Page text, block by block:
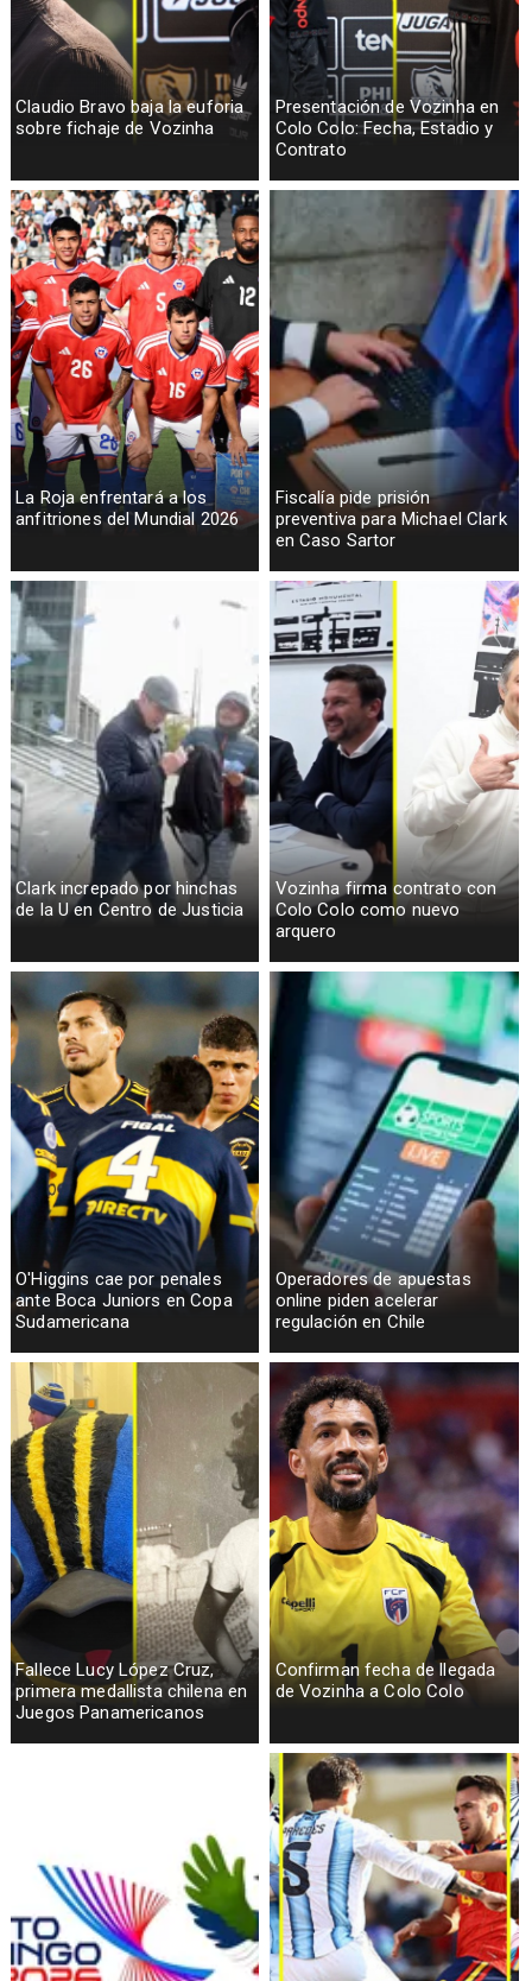
Claudio Bravo baja la euforia
sobre fichaje de Vozinha
Presentación de Vozinha en
Colo Colo: Fecha, Estadio y
Contrato
La Roja enfrentará a los
anfitriones del Mundial 2026
Fiscalía pide prisión
preventiva para Michael Clark
en Caso Sartor
Clark increpado por hinchas
de la U en Centro de Justicia
Vozinha firma contrato con
Colo Colo como nuevo
arquero
O'Higgins cae por penales
ante Boca Juniors en Copa
Sudamericana
Operadores de apuestas
online piden acelerar
regulación en Chile
Fallece Lucy López Cruz,
primera medallista chilena en
Juegos Panamericanos
Confirman fecha de llegada
de Vozinha a Colo Colo